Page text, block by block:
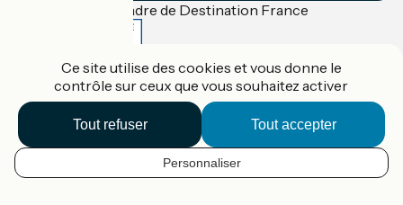
FR
Financé dans le cadre de Destination France
Accueil Vélo Pro
Contact
Mentions légales
Confidentialité
Contact
Réalisation :StudioJuilletetFrance Vélo Tourisme
Ce site utilise des cookies et vous donne le
contrôle sur ceux que vous souhaitez activer
Tout accepter
Tout refuser
Personnaliser